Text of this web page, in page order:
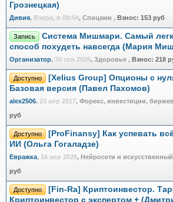
Грознецкая)
Дивия, Вчера, в 09:54, Спицами , Взнос: 153 руб
Запись
Система Мишмари. Самый
способ похудеть навсегда (Мария
Организатор, 30 сен 2025, Здоровье , Взнос: 218
Доступно
[Xelius Group] Опционы с
Базовая версия (Павел Пахомов)
alex2506, 23 апр 2017, Форекс, инвестиции,
руб
Доступно
[ProFinansy] Как успевать
ИИ (Ольга Гогаладзе)
Евражкa, 16 апр 2026, Нейросети и
руб
Доступно
[Fin-Ra] Криптоинвестор.
Криптоинвестор с экспертом +